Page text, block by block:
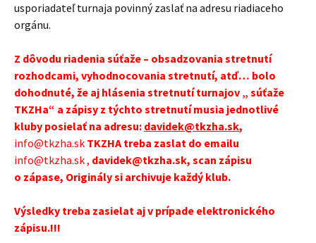
usporiadateľ turnaja povinný zaslať na adresu riadiaceho
orgánu.
Z dôvodu riadenia súťaže – obsadzovania stretnutí
rozhodcami, vyhodnocovania stretnutí, atď… bolo
dohodnuté, že aj hlásenia stretnutí turnajov „ súťaže
TKZHa“ a zápisy z týchto stretnutí musia jednotlivé
kluby posielať na adresu: davidek@tkzha.sk,
info@tkzha.sk TKZHA treba zaslat do emailu
info@tkzha.sk, davidek@tkzha.sk, scan zápisu
o zápase, Originály si archivuje každý klub.
Výsledky treba zasielat aj v prípade elektronického
zápisu.!!!